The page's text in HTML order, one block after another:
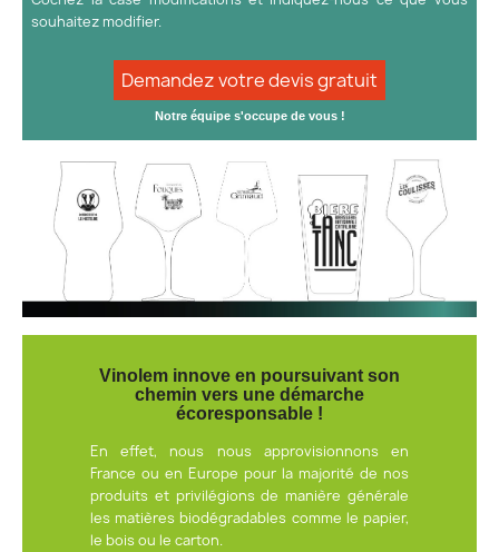
souhaitez modifier.
Demandez votre devis gratuit
Notre équipe s'occupe de vous !
Vinolem innove en poursuivant son
chemin vers une démarche
écoresponsable !
En effet, nous nous approvisionnons en
France ou en Europe pour la majorité de nos
produits et privilégions de manière générale
les matières biodégradables comme le papier,
le bois ou le carton.